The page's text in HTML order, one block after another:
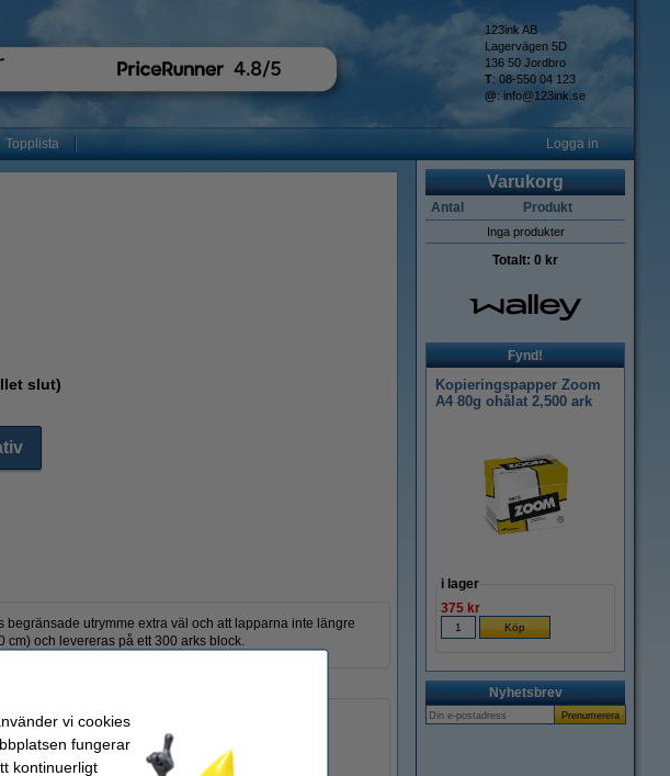
123ink AB
Lagervägen 5D
136 50 Jordbro
T: 08-550 04 123
@: info@123ink.se
Topplista Logga in
slut)
utrymme extra väl och att lapparna inte längre
cm) och levereras på ett 300 arks block.
Färg:
Antal ark:
OEM: 675YEL
Varukorg
Antal Produkt
Inga produkter
Totalt: 0 kr
Fynd!
Kopieringspapper Zoom
A4 80g ohålat 2,500 ark
i lager
375 kr
Nyhetsbrev
vi cookies
fungerar
kontinuerligt